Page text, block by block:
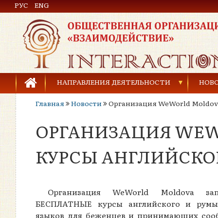
Общественная организация «Взаимодействие»
РУС ENG
НАПРАВЛЕНИЯ ДЕЯТЕЛЬНОСТИ
Предупреждение торговли людьми
Предупреждение насилия в семье
Права человека и развитие гражданского
Развитие детей и молодёжи
Главная
Новости Организация WeWorld
ОРГАНИЗАЦИЯ
КУРСЫ
Организация WeWorld Moldova
БЕСПЛАТНЫЕ курсы английского и
языков для беженцев и принимающих